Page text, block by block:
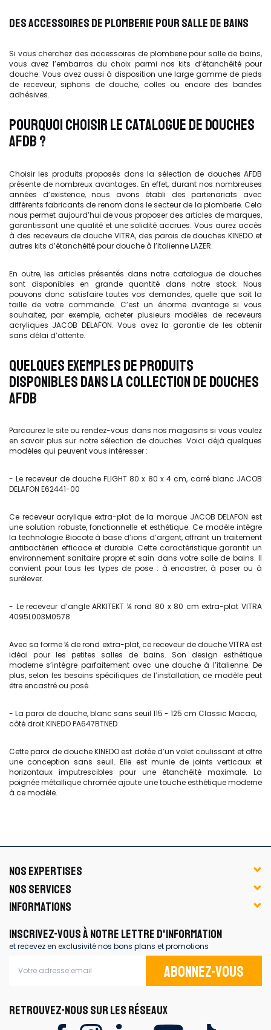
DES ACCESSOIRES DE PLOMBERIE POUR SALLE DE BAINS
Si vous cherchez des accessoires de plomberie pour salle de bains,
vous avez l’embarras du choix parmi nos kits d’étanchéité pour
douche. Vous avez aussi à disposition une large gamme de pieds
de receveur, siphons de douche, colles ou encore des bandes
adhésives.
POURQUOI CHOISIR LE CATALOGUE DE DOUCHES
AFDB ?
Choisir les produits proposés dans la sélection de douches AFDB
présente de nombreux avantages. En effet, durant nos nombreuses
années d’existence, nous avons établi des partenariats avec
différents fabricants de renom dans le secteur de la plomberie. Cela
nous permet aujourd’hui de vous proposer des articles de marques,
garantissant une qualité et une solidité accrues. Vous aurez accès
à des receveurs de douche VITRA, des parois de douches KINEDO et
autres kits d’étanchéité pour douche à l’italienne LAZER.
En outre, les articles présentés dans notre catalogue de douches
sont disponibles en grande quantité dans notre stock. Nous
pouvons donc satisfaire toutes vos demandes, quelle que soit la
taille de votre commande. C’est un énorme avantage si vous
souhaitez, par exemple, acheter plusieurs modèles de receveurs
acryliques JACOB DELAFON. Vous avez la garantie de les obtenir
sans délai d’attente.
QUELQUES EXEMPLES DE PRODUITS
DISPONIBLES DANS LA COLLECTION DE DOUCHES
AFDB
Parcourez le site ou rendez-vous dans nos magasins si vous voulez
en savoir plus sur notre sélection de douches. Voici déjà quelques
modèles qui peuvent vous intéresser :
- Le receveur de douche FLIGHT 80 x 80 x 4 cm, carré blanc JACOB
DELAFON E62441-00
Ce receveur acrylique extra-plat de la marque JACOB DELAFON est
une solution robuste, fonctionnelle et esthétique. Ce modèle intègre
la technologie Biocote à base d’ions d’argent, offrant un traitement
antibactérien efficace et durable. Cette caractéristique garantit un
environnement sanitaire propre et sain dans votre salle de bains. Il
convient pour tous les types de pose : à encastrer, à poser ou à
surélever.
- Le receveur d’angle ARKITEKT ¼ rond 80 x 80 cm extra-plat VITRA
4095L003M0578
Avec sa forme ¼ de rond extra-plat, ce receveur de douche VITRA est
idéal pour les petites salles de bains. Son design esthétique
moderne s’intègre parfaitement avec une douche à l’italienne. De
plus, selon les besoins spécifiques de l’installation, ce modèle peut
être encastré ou posé.
- La paroi de douche, blanc sans seuil 115 - 125 cm Classic Macao,
côté droit KINEDO PA647BTNED
Cette paroi de douche KINEDO est dotée d’un volet coulissant et offre
une conception sans seuil. Elle est munie de joints verticaux et
horizontaux imputrescibles pour une étanchéité maximale. La
poignée métallique chromée ajoute une touche esthétique moderne
à ce modèle.
NOS EXPERTISES
NOS SERVICES
INFORMATIONS
INSCRIVEZ-VOUS À NOTRE LETTRE D'INFORMATION
et recevez en exclusivité nos bons plans et promotions
Abonnez-vous
RETROUVEZ-NOUS SUR LES RÉSEAUX